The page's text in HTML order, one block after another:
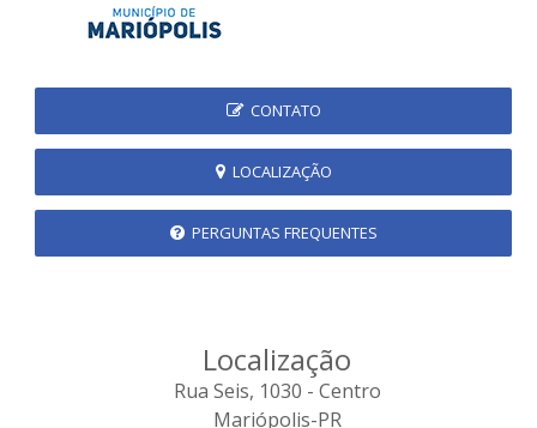
CONTATO
LOCALIZAÇÃO
PERGUNTAS FREQUENTES
Localização
Rua Seis, 1030 - Centro
Mariópolis-PR